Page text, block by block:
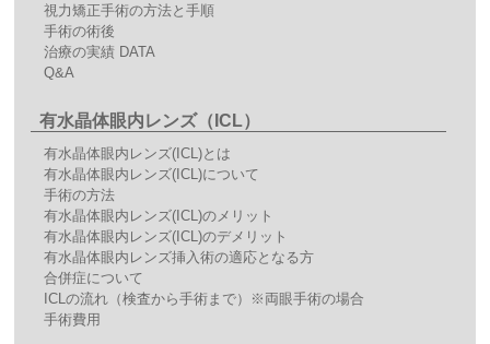
視力矯正手術の方法と手順
手術の術後
治療の実績 DATA
Q&A
有水晶体眼内レンズ（ICL）
有水晶体眼内レンズ(ICL)とは
有水晶体眼内レンズ(ICL)について
手術の方法
有水晶体眼内レンズ(ICL)のメリット
有水晶体眼内レンズ(ICL)のデメリット
有水晶体眼内レンズ挿入術の適応となる方
合併症について
ICLの流れ（検査から手術まで）※両眼手術の場合
手術費用